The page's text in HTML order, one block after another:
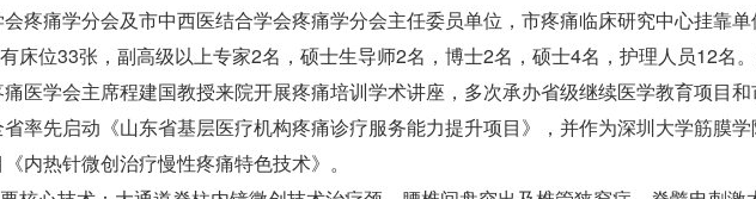
疼痛学分会及市中西医结合学会疼痛学分会主任委员单位，市疼痛临床研究中心挂靠单
位33张，副高级以上专家2名，硕士生导师2名，博士2名，硕士4名，护理人员12名
医学会主席程建国教授来院开展疼痛培训学术讲座，多次承办省级继续医学教育项目
率先启动《山东省基层医疗机构疼痛诊疗服务能力提升项目》，并作为深圳大学筋膜
内热针微创治疗慢性疼痛特色技术》。